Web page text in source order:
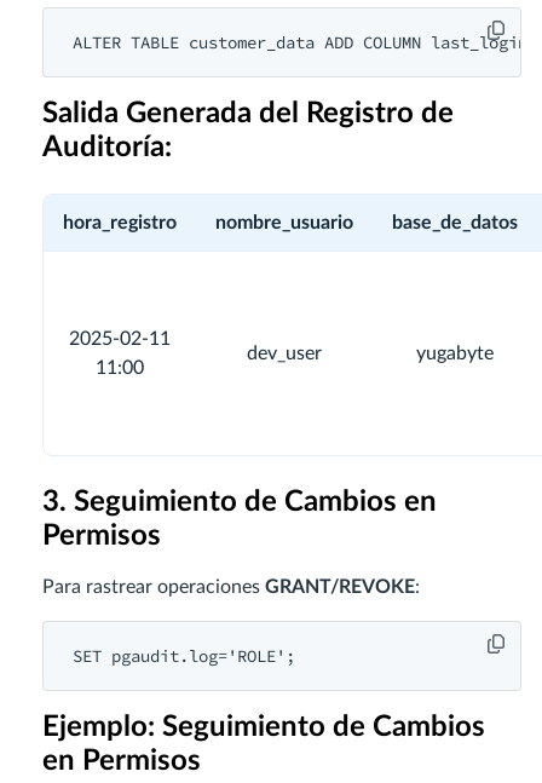
ALTER TABLE customer_data ADD COLUMN last_login
Salida Generada del Registro de
Auditoría:
hora_registro nombre_usuario base_de_datos
2025-02-11
11:00
dev_user yugabyte
3. Seguimiento de Cambios en
Permisos
Para rastrear operaciones GRANT/REVOKE:
SET pgaudit.log='ROLE';
Ejemplo: Seguimiento de Cambios
en Permisos